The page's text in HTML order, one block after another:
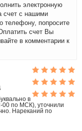
электронную
счет с нашими
телефону, попросите
счет Вы
в комментарии к
в
00 по МСК), уточнили
Нареканий по